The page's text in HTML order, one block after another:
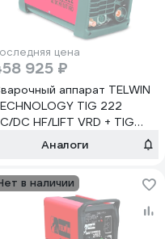
цена
925 ₽
аппарат TELWIN
TIG 222
DC HF/LIFT VRD + TIG
ACC 852054Аналоги
в наличии